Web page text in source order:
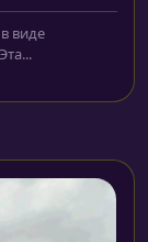
виде